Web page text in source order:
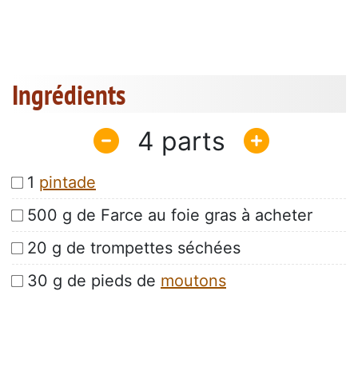
Ingrédients
4
1 pintade
500 g de Farce au foie gras à acheter
20 g de trompettes séchées
30 g de pieds de moutons